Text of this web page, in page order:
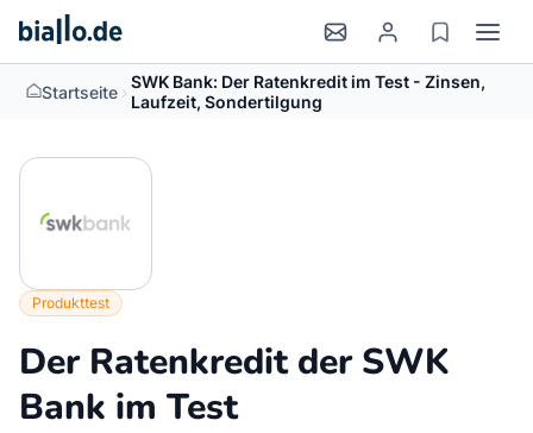
Startseite > SWK Bank: Der Ratenkredit im Test - Zinsen,
Laufzeit, Sondertilgung
Produkttest
Der Ratenkredit der SWK
Bank im Test